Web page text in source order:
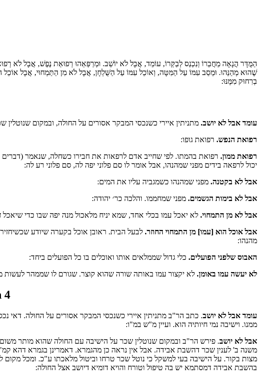
הַמֻּדָּר הֲנָאָה מֵחֲבֵרוֹ וְנִכְנַס לְבַקְּרוֹ, עוֹמֵד, אֲבָל לֹא יוֹשֵׁב. וּמְרַפְּאֵהוּ רְפוּאַת נֶפֶשׁ, אֲבָל לֹא
שֶׁהוּא מְהַנֵּהוּ. וּמֵסֵב עִמּוֹ עַל הַמִּטָּה, וְאוֹכֵל עִמּוֹ עַל הַשֻּׁלְחָן, אֲבָל לֹא מִן הַתַּמְחוּי, אֲבָל אוֹכֵל
בְרִחוּק מִמֶּנּוּ:
עומד אבל לא יושב. מתניתין איירי כשנכסי המבקר אסורים על החולה, ובמקום שנוטלין
רפואת הנפש. רפואת גופו:
רפואת ממון. רפואת בהמתו. לפי שחייב אדם לרפאות את חבירו כשחלה, שנאמר (דברים
יכול לרפאה בידים מפני שמהנהו, אבל אומר לו סם פלוני יפה לה, סם פלוני רע לה:
אבל לא בקטנה. מפני שמהנהו כשמגביה עליו את המים:
אבל לא בימות הגשמים. מפני שמחממו. והלכה כר׳ יהודה:
אבל לא מן התמחוי. לא יאכל עמו בכלי אחד, שמא יניח מלאכול מנה יפה שבו כדי
אבל אוכל הוא [עמו] מן התמחוי החוזר. לבעל הבית. ראובן אוכל בקערה שיודע
מהנהו:
האבוס שלפני הפועלים. כלי גדול שממלאים אותו ואוכלים בו כל הפועלים ביחד:
לא יעשה עמו באומן. לא יקצור עמו באותה שורה שהוא קוצר. שגורם לו שממהר לעשות
4
עומד אבל לא יושב. כתב הר"ב מתניתין איירי כשנכסי המבקר אסורים על החולה. דאי
ממנו. וישיבה נמי חיותיה הוא. ועיין מ"ש במ"ו:
אבל לא יושב. פירש הר"ב ובמקום שנוטלין שכר על הישיבה עם החולה שהוא מותר
משנה ב' לענין שכר דהשבת אבידה. אבל אין נראה כן מהגמרא. דאמרינן בגמרא דהא
מצות בקור. על הישיבה בעי למשקל כי נוטל שכר טרחו וביטול מלאכתו ע"כ. ומכל
בהשבת אבידה דמסתמא יש בה טיפול וטורח והויא דומיא דיושב אצל החולה: